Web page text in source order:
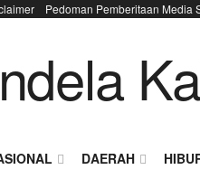
Pedoman Pemberitaan Media
DAERAH